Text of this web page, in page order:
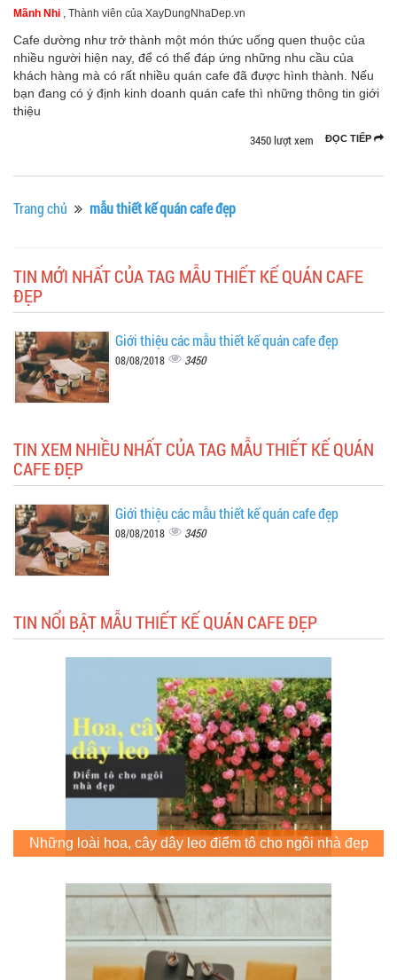
Mãnh Nhi , Thành viên của XayDungNhaDep.vn
Cafe dường như trở thành một món thức uống quen thuộc của
nhiều người hiện nay, để có thể đáp ứng những nhu cầu của
khách hàng mà có rất nhiều quán cafe đã được hình thành. Nếu
bạn đang có ý định kinh doanh quán cafe thì những thông tin giới
thiệu
ĐỌC TIẾP
3450 lượt xem
Trang chủ mẫu thiết kế quán cafe đẹp
TIN MỚI NHẤT CỦA TAG MẪU THIẾT KẾ QUÁN CAFE
ĐẸP
Giới thiệu các mẫu thiết kế quán cafe đẹp
08/08/2018 3450
TIN XEM NHIỀU NHẤT CỦA TAG MẪU THIẾT KẾ QUÁN
CAFE ĐẸP
Giới thiệu các mẫu thiết kế quán cafe đẹp
08/08/2018 3450
TIN NỔI BẬT MẪU THIẾT KẾ QUÁN CAFE ĐẸP
Những loài hoa, cây dây leo điểm tô cho ngôi nhà đẹp